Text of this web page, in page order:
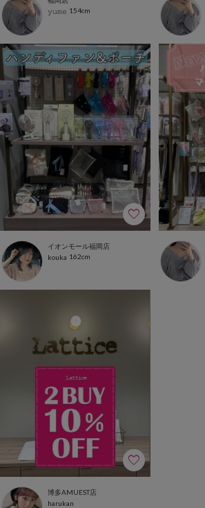
𝚢𝚞𝚖𝚎 154cm
イオンモール福岡店
kouka 162cm
博多AMUEST店
harukan